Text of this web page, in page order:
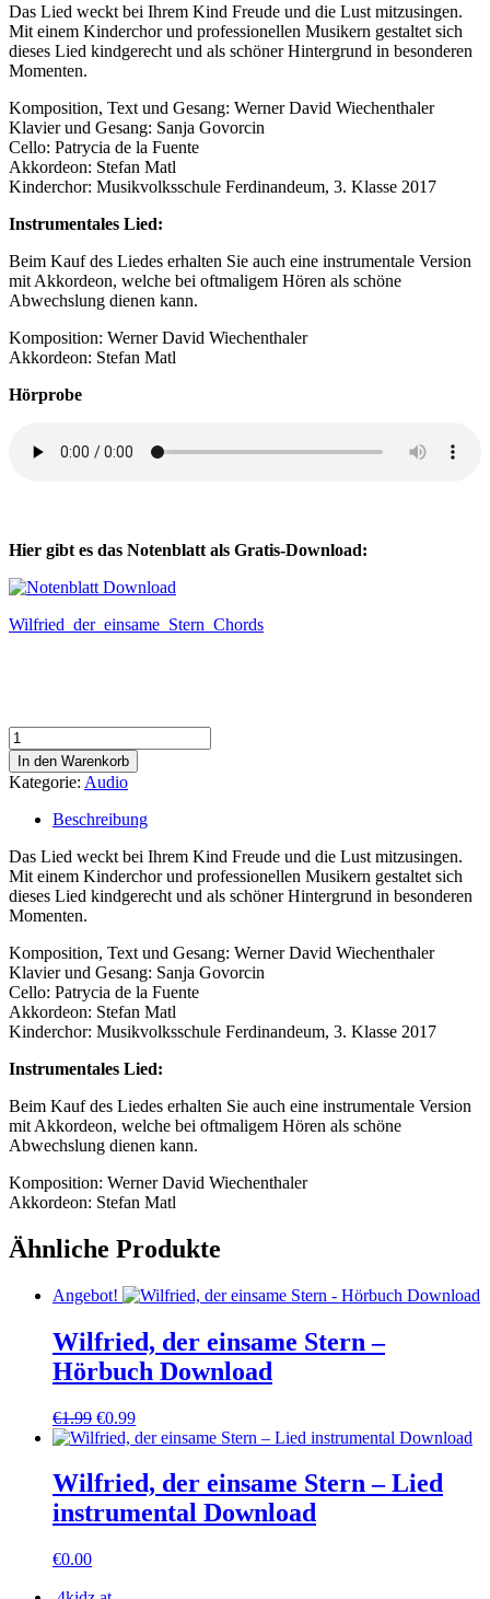
Das Lied weckt bei Ihrem Kind Freude und die Lust mitzusingen.
Mit einem Kinderchor und professionellen Musikern gestaltet sich
dieses Lied kindgerecht und als schöner Hintergrund in besonderen
Momenten.
Komposition, Text und Gesang: Werner David Wiechenthaler
Klavier und Gesang: Sanja Govorcin
Cello: Patrycia de la Fuente
Akkordeon: Stefan Matl
Kinderchor: Musikvolksschule Ferdinandeum, 3. Klasse 2017
Instrumentales Lied:
Beim Kauf des Liedes erhalten Sie auch eine instrumentale Version
mit Akkordeon, welche bei oftmaligem Hören als schöne
Abwechslung dienen kann.
Komposition: Werner David Wiechenthaler
Akkordeon: Stefan Matl
Hörprobe
Hier gibt es das Notenblatt als Gratis-Download:
Wilfried_der_einsame_Stern_Chords
Wilfried,
der
einsame
Stern
Download
Menge
In den Warenkorb
Kategorie: Audio
Beschreibung
Das Lied weckt bei Ihrem Kind Freude und die Lust mitzusingen.
Mit einem Kinderchor und professionellen Musikern gestaltet sich
dieses Lied kindgerecht und als schöner Hintergrund in besonderen
Momenten.
Komposition, Text und Gesang: Werner David Wiechenthaler
Klavier und Gesang: Sanja Govorcin
Cello: Patrycia de la Fuente
Akkordeon: Stefan Matl
Kinderchor: Musikvolksschule Ferdinandeum, 3. Klasse 2017
Instrumentales Lied:
Beim Kauf des Liedes erhalten Sie auch eine instrumentale Version
mit Akkordeon, welche bei oftmaligem Hören als schöne
Abwechslung dienen kann.
Komposition: Werner David Wiechenthaler
Akkordeon: Stefan Matl
Ähnliche Produkte
Angebot!
Wilfried, der einsame Stern –
Hörbuch Download
€1.99 Ursprünglicher
Preis
€1.99
€0.99Aktueller
Preis
€0.99.
Wilfried, der einsame Stern – Lied
instrumental Download
€0.00